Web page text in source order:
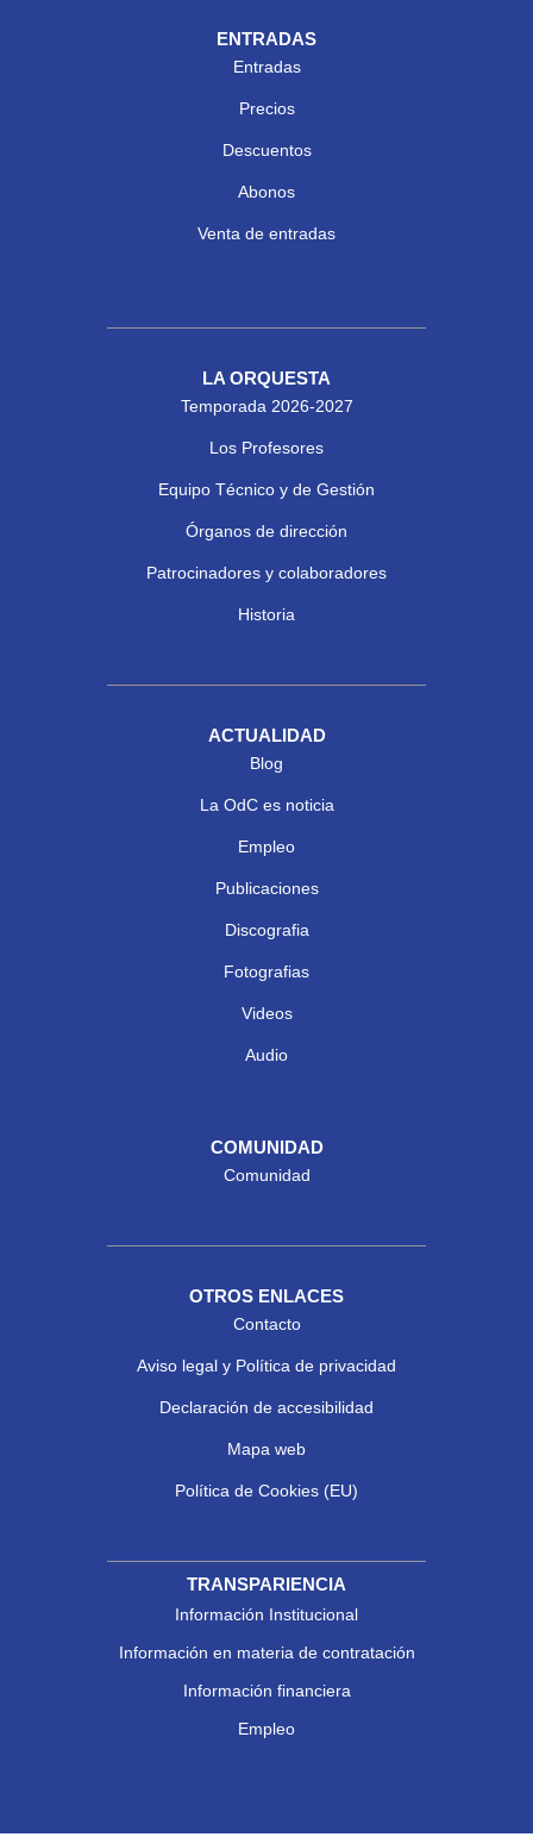
ENTRADAS
Entradas
Precios
Descuentos
Abonos
Venta de entradas
LA ORQUESTA
Temporada 2026-2027
Los Profesores
Equipo Técnico y de Gestión
Órganos de dirección
Patrocinadores y colaboradores
Historia
ACTUALIDAD
Blog
La OdC es noticia
Empleo
Publicaciones
Discografia
Fotografias
Videos
Audio
COMUNIDAD
Comunidad
OTROS ENLACES
Contacto
Aviso legal y Política de privacidad
Declaración de accesibilidad
Mapa web
Política de Cookies (EU)
TRANSPARIENCIA
Información Institucional
Información en materia de contratación
Información financiera
Empleo